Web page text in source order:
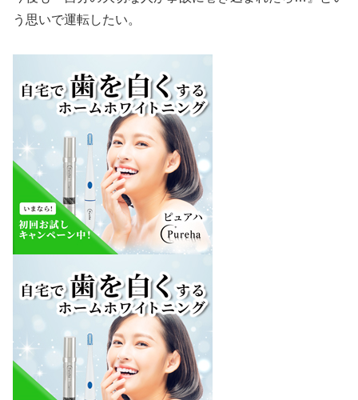
う思いで運転したい。